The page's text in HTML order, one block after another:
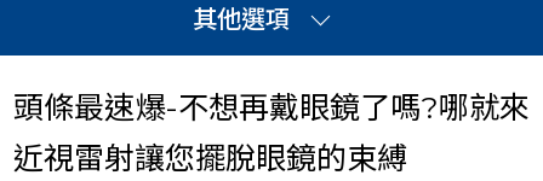
其他選項
全部消息
頭條最速爆-不想再戴眼鏡了嗎?哪就來
近視雷射讓您擺脫眼鏡的束縛